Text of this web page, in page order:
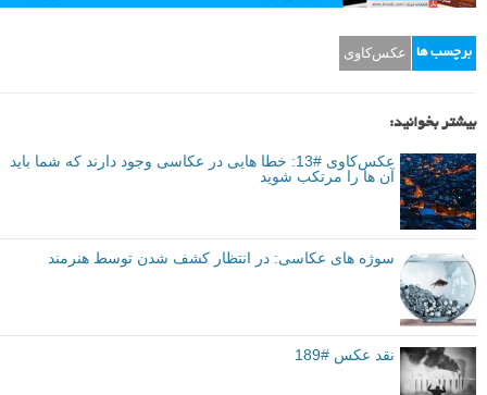
برچسب ها عکس‌کاوی
بیشتر بخوانید:
عکس‌کاوی #13: خطا هایی در عکاسی وجود دارند که شما باید
آن ها را مرتکب شوید
سوژه های عکاسی: در انتظار کشف شدن توسط هنرمند
نقد عکس #189